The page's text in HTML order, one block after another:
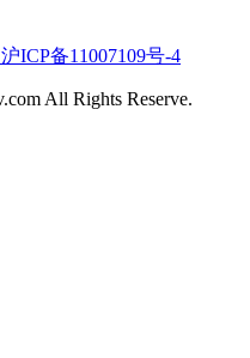
沪ICP备11007109号-4
All Rights Reserve.